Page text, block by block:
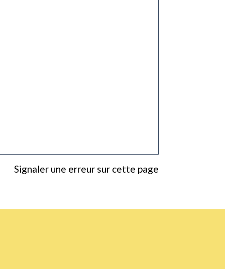
Signaler une erreur sur cette page